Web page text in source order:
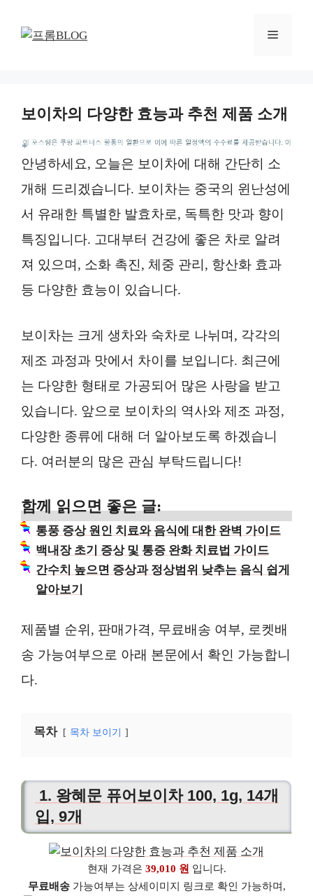
메
보이차의 다양한 효능과 추천 제품 소개
*
안녕하세요, 오늘은 보이차에 대해 간단히 소
개해 드리겠습니다. 보이차는 중국의 윈난성에
서 유래한 특별한 발효차로, 독특한 맛과 향이
특징입니다. 고대부터 건강에 좋은 차로 알려
져 있으며, 소화 촉진, 체중 관리, 항산화 효과
등 다양한 효능이 있습니다.
보이차는 크게 생차와 숙차로 나뉘며, 각각의
제조 과정과 맛에서 차이를 보입니다. 최근에
는 다양한 형태로 가공되어 많은 사랑을 받고
있습니다. 앞으로 보이차의 역사와 제조 과정,
다양한 종류에 대해 더 알아보도록 하겠습니
다. 여러분의 많은 관심 부탁드립니다!
함께 읽으면 좋은 글:
통풍 증상 원인 치료와 음식에 대한 완벽 가이드
백내장 초기 증상 및 통증 완화 치료법 가이드
간수치 높으면 증상과 정상범위 낮추는 음식 쉽게
알아보기
제품별 순위, 판매가격, 무료배송 여부, 로켓배
송 가능여부으로 아래 본문에서 확인 가능합니
다.
목차 목차 보이기
1. 왕혜문 퓨어보이차 100, 1g, 14개
입, 9개
현재 가격은 39,010 원 입니다.
무료배송가능여부는 상세이미지 링크로 확인 가능하며,